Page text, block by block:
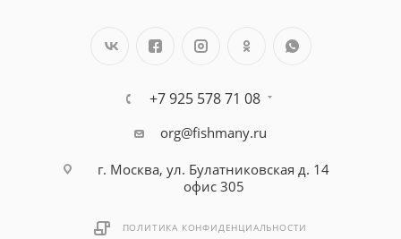
+7 925 578 71 08
org@fishmany.ru
г. Москва, ул. Булатниковская д. 14
офис 305
ПОЛИТИКА КОНФИДЕНЦИАЛЬНОСТИ